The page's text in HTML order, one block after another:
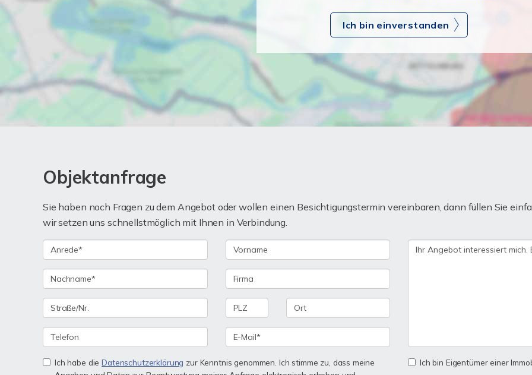
Ich bin einverstanden
Objektanfrage
Sie haben noch Fragen zu dem Angebot oder wollen einen Besichtigungstermin vereinbaren, dann füllen Sie
wir setzen uns schnellstmöglich mit Ihnen in Verbindung.
Ich habe dieDatenschutzerklärung zur Kenntnis genommen. Ich stimme zu, dass meine
Ich bin Eigentümer einer